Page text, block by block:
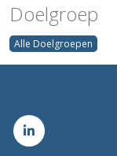
Doelgroep
Alle Doelgroepen